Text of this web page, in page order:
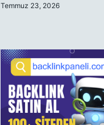
Temmuz 23, 2026